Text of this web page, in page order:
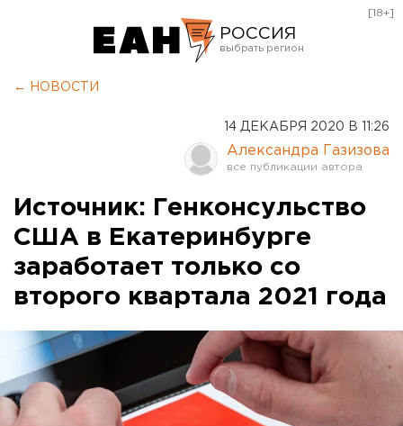
РОССИЯ
Оренбург
[18+]
← НОВОСТИ
14 ДЕКАБРЯ 2020 В 11:26
Александра Газизова
Источник: Генконсульство
США в Екатеринбурге
заработает только со
второго квартала 2021 года